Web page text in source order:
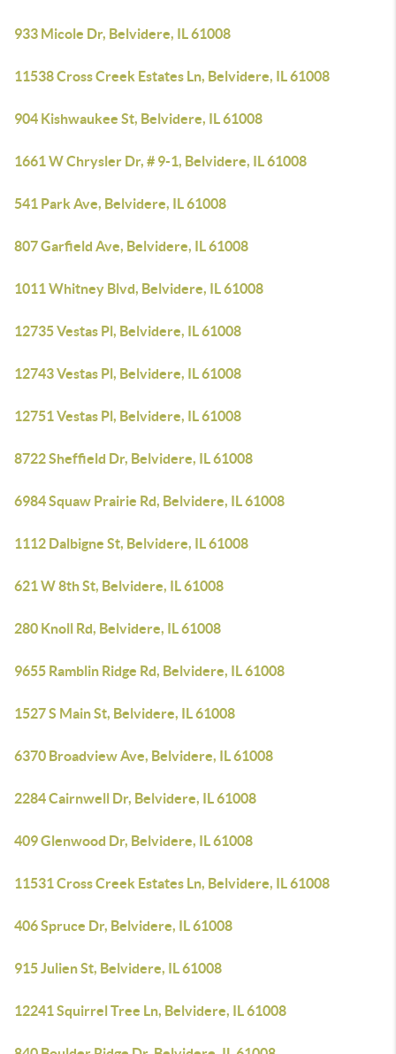
933 Micole Dr, Belvidere, IL 61008
11538 Cross Creek Estates Ln, Belvidere, IL 61008
904 Kishwaukee St, Belvidere, IL 61008
1661 W Chrysler Dr, # 9-1, Belvidere, IL 61008
541 Park Ave, Belvidere, IL 61008
807 Garfield Ave, Belvidere, IL 61008
1011 Whitney Blvd, Belvidere, IL 61008
12735 Vestas Pl, Belvidere, IL 61008
12743 Vestas Pl, Belvidere, IL 61008
12751 Vestas Pl, Belvidere, IL 61008
8722 Sheffield Dr, Belvidere, IL 61008
6984 Squaw Prairie Rd, Belvidere, IL 61008
1112 Dalbigne St, Belvidere, IL 61008
621 W 8th St, Belvidere, IL 61008
280 Knoll Rd, Belvidere, IL 61008
9655 Ramblin Ridge Rd, Belvidere, IL 61008
1527 S Main St, Belvidere, IL 61008
6370 Broadview Ave, Belvidere, IL 61008
2284 Cairnwell Dr, Belvidere, IL 61008
409 Glenwood Dr, Belvidere, IL 61008
11531 Cross Creek Estates Ln, Belvidere, IL 61008
406 Spruce Dr, Belvidere, IL 61008
915 Julien St, Belvidere, IL 61008
12241 Squirrel Tree Ln, Belvidere, IL 61008